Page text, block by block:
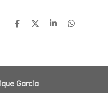
T
n
T
n
T
n
T
n
Garcia